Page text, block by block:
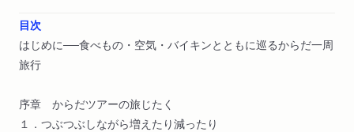
目次
はじめに──食べもの・空気・バイキンとともに巡るからだ一周
旅行
序章 からだツアーの旅じたく
１．つぶつぶしながら増えたり減ったり